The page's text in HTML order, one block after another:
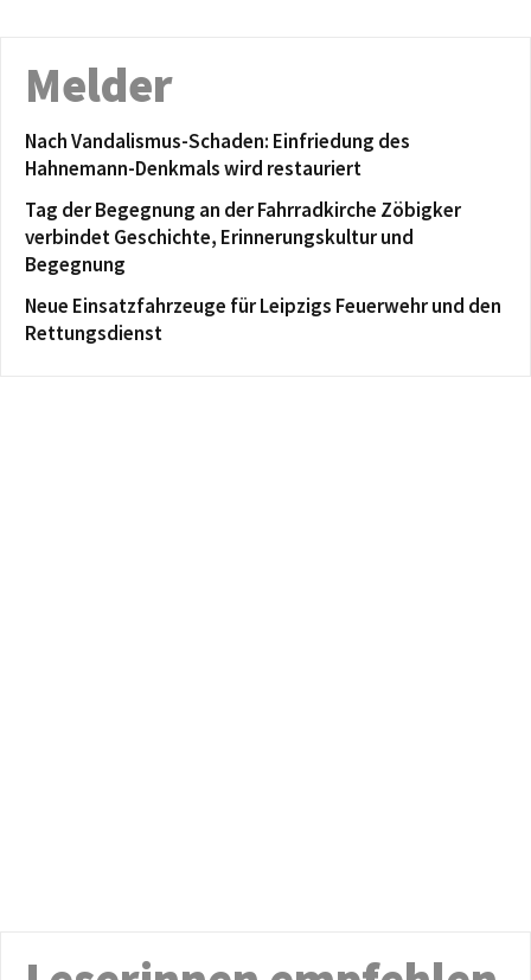
Melder
Nach Vandalismus-Schaden: Einfriedung des
Hahnemann-Denkmals wird restauriert
Tag der Begegnung an der Fahrradkirche Zöbigker
verbindet Geschichte, Erinnerungskultur und
Begegnung
Neue Einsatzfahrzeuge für Leipzigs Feuerwehr und den
Rettungsdienst